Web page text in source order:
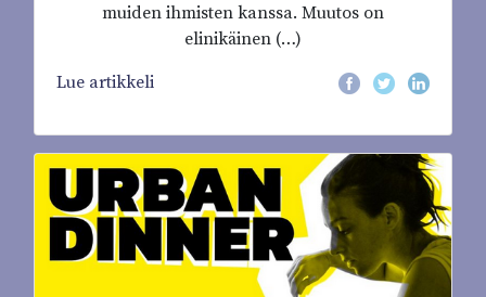
muiden ihmisten kanssa. Muutos on
elinikäinen (…)
Lue artikkeli